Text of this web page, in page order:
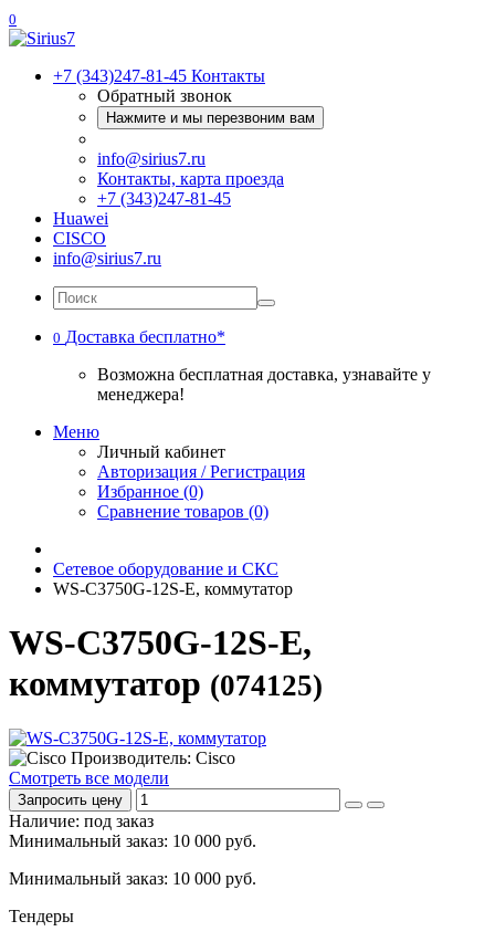
0
+7 (343)247-81-45 Контакты
Обратный звонок
Нажмите и мы перезвоним вам
info@sirius7.ru
Контакты, карта проезда
+7 (343)247-81-45
Huawei
CISCO
info@sirius7.ru
0 Доставка бесплатно*
Возможна бесплатная доставка, узнавайте у
менеджера!
Меню
Личный кабинет
Авторизация / Регистрация
Избранное (0)
Сравнение товаров (0)
Сетевое оборудование и СКС
WS-C3750G-12S-E, коммутатор
WS-C3750G-12S-E,
коммутатор (074125)
Производитель: Cisco
Смотреть все модели
Запросить цену
Наличие: под заказ
Минимальный заказ: 10 000 руб.
Минимальный заказ: 10 000 руб.
Тендеры